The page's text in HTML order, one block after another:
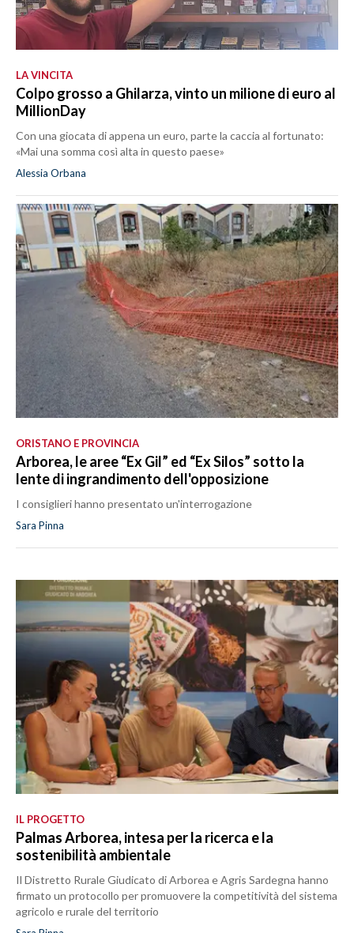
LA VINCITA
Colpo grosso a Ghilarza, vinto un milione di euro al
MillionDay
Con una giocata di appena un euro, parte la caccia al fortunato:
«Mai una somma così alta in questo paese»
Alessia Orbana
ORISTANO E PROVINCIA
Arborea, le aree “Ex Gil” ed “Ex Silos” sotto la
lente di ingrandimento dell'opposizione
I consiglieri hanno presentato un'interrogazione
Sara Pinna
IL PROGETTO
Palmas Arborea, intesa per la ricerca e la
sostenibilità ambientale
Il Distretto Rurale Giudicato di Arborea e Agris Sardegna hanno
firmato un protocollo per promuovere la competitività del sistema
agricolo e rurale del territorio